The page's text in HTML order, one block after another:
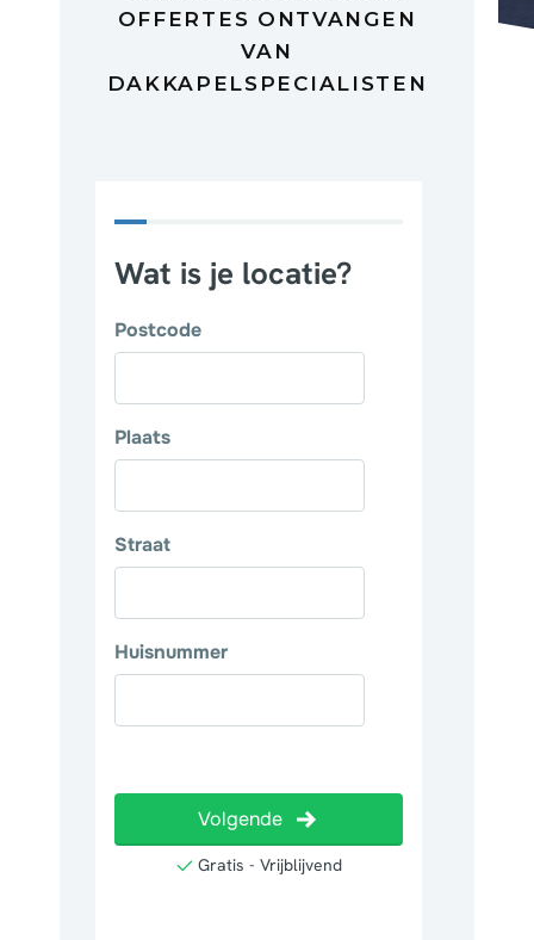
OFFERTES ONTVANGEN
VAN
DAKKAPELSPECIALISTEN